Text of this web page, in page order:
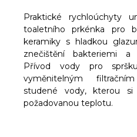
Praktické rychloúchyty
toaletního prkénka pro
keramiky s hladkou
znečištění bakteriemi a
Přívod vody pro
vyměnitelným
studené vody, kterou si
požadovanou teplotu.